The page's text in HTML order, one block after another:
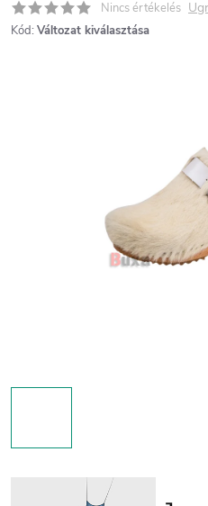
Nincs értékelés
Kód: Változat kiválasztása